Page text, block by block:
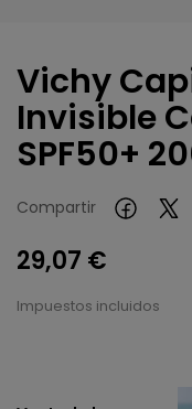
Vichy
Invisible
SPF50+
Compartir
29,07 €
Impuestos incluidos